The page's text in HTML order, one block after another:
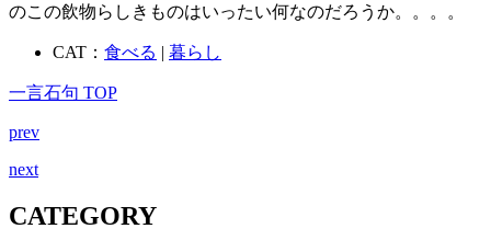
のこの飲物らしきものはいったい何なのだろうか。。。。
CAT： 食べる | 暮らし
一言石句 TOP
prev
next
CATEGORY